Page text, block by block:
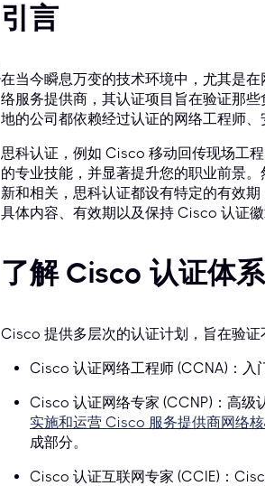
引言
在当今瞬息万变的技术环境中，尤其是
络服务提供商，其认证项目旨在验证那
地的公司都依赖经过认证的网络工程师
思科认证，例如 Cisco 移动回传现场工
的专业技能，并显著提升您的职业前景
新和相关，思科认证都设有特定的有效
具体内容、有效期以及保持 Cisco 认证
了解 Cisco 认证体系
Cisco 提供多层次的认证计划，旨在验证
Cisco 认证网络工程师 (CCNA)：入
Cisco 认证网络专家 (CCNP)：高级
实施和运营 Cisco 服务提供商网络
成部分。
Cisco 认证互联网专家 (CCIE)：